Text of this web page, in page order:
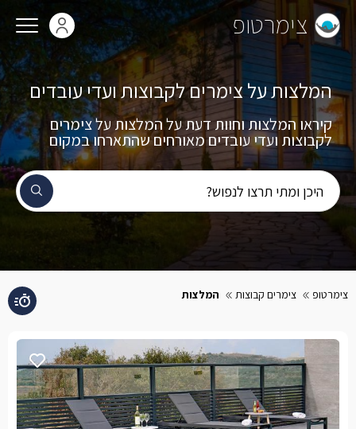
צימרטופ
היכן ומתי תרצו לנפוש?
המלצות על צימרים לקבוצות ועדי עובדים
קיראו המלצות וחוות דעת על המלצות על צימרים
לקבוצות ועדי עובדים מאורחים שהתארחו במקום
צימרטופ צימרים קבוצות המלצות